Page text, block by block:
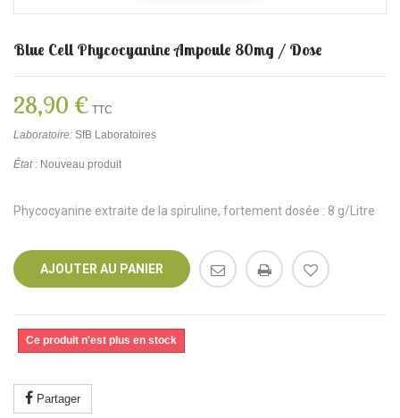
Blue Cell Phycocyanine Ampoule 80mg / Dose
28,90 € TTC
Laboratoire: SfB Laboratoires
État : Nouveau produit
Phycocyanine extraite de la spiruline, fortement dosée : 8 g/Litre
AJOUTER AU PANIER
Ce produit n'est plus en stock
Partager